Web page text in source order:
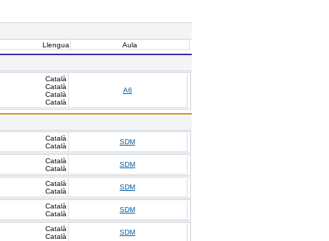
Llengua Aula
Català
Català
Català
Català
A6
Català
Català
SDM
Català
Català
SDM
Català
Català
SDM
Català
Català
SDM
Català
Català
SDM